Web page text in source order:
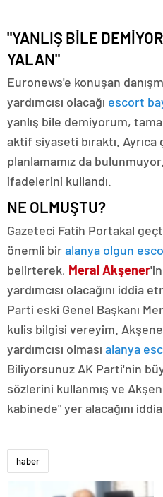
"YANLIŞ BİLE
YALAN"
Euronews'e konuşan
yardımcısı olacağı escort
yanlış bile demiyorum,
aktif siyaseti bıraktı.
planlamamız da
ifadelerini kullandı.
NE OLMUŞTU?
Gazeteci Fatih Portakal
önemli biralanya olgun
belirterek, Meral Akşener
yardımcısı olacağını iddia
Parti eski Genel Başkanı
kulis bilgisi vereyim.
yardımcısı olması alanya
Biliyorsunuz AK Parti'nin
sözlerini kullanmış ve
kabinede" yer alacağını
haber